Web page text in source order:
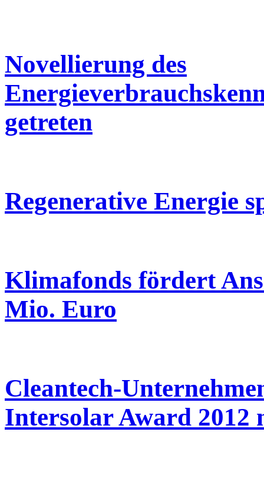
Novellierung des
getreten
Regenerative Energie
Klimafonds fördert
Mio. Euro
Cleantech-
Intersolar Award 2012